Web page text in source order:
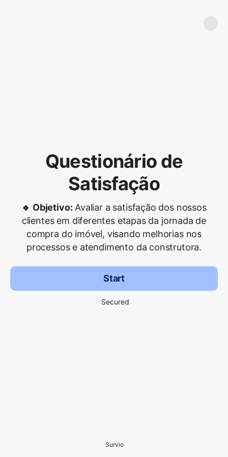
Questionário de
Satisfação
🔹 Objetivo: Avaliar a satisfação dos nossos
clientes em diferentes etapas da jornada de
compra do imóvel, visando melhorias nos
processos e atendimento da construtora.
Start
Secured
Survio